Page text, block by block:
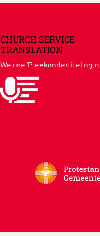
CHURCH SERVICE
TRANSLATION
We use